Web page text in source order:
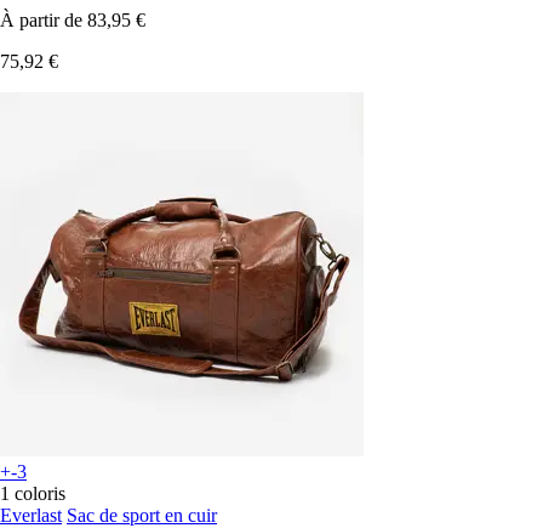
À partir de 83,95 €
75,92 €
+-3
1 coloris
Everlast Sac de sport en cuir